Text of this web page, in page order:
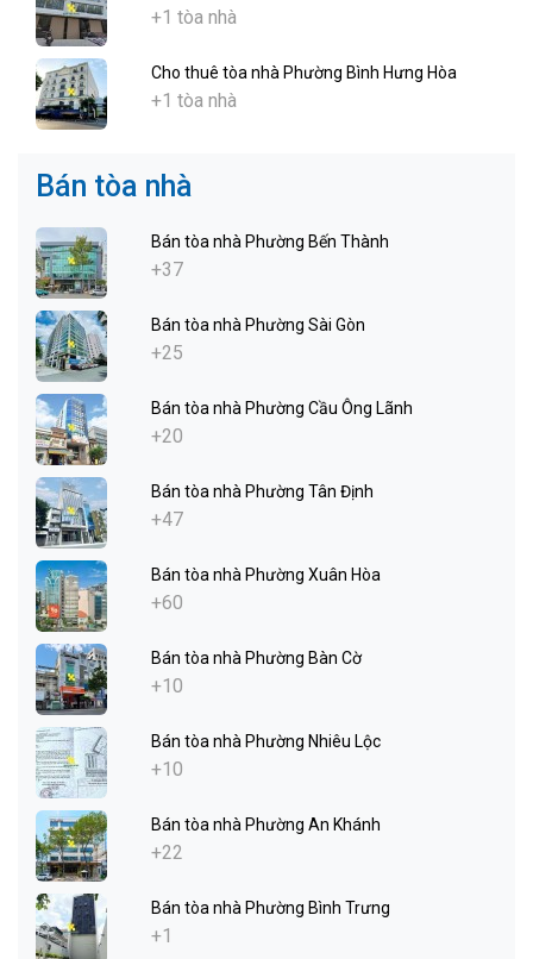
+1 tòa nhà
Cho thuê tòa nhà Phường Bình Hưng Hòa
+1 tòa nhà
Bán tòa nhà
Bán tòa nhà Phường Bến Thành
+37
Bán tòa nhà Phường Sài Gòn
+25
Bán tòa nhà Phường Cầu Ông Lãnh
+20
Bán tòa nhà Phường Tân Định
+47
Bán tòa nhà Phường Xuân Hòa
+60
Bán tòa nhà Phường Bàn Cờ
+10
Bán tòa nhà Phường Nhiêu Lộc
+10
Bán tòa nhà Phường An Khánh
+22
Bán tòa nhà Phường Bình Trưng
+1